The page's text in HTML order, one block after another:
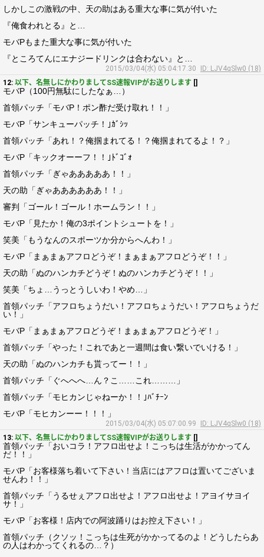
しかしこの激戦の中、天の助はある重大な事に気が付いた
『俺食われとる』と…
モバPもまた重大な事に気が付いた
『ところてんにエナジードリンクは合わない』と…
2015/03/04(水) 05:04:17.30
ID: LJV4qSlw0 (18)
12: 以下、名無しにかわりましてSS速報VIPがお送りします []
モバP（100円無駄にしたなぁ…）
首領パッチ「モバP！ポン酢だ受け取れ！！」
モバP「サンキューパッチ！｣ｶﾞｼｯ
首領パッチ「あれ！？俺掴まれてる！？俺掴まれてるよ！？」
モバP「キックオーーフ！！｣ﾄﾞｺﾞｫ
首領パッチ「ぎゃあああああ！！」
天の助「ぎゃああああああ！！」
審判「ゴール！ゴール！ホームラン！！」
モバP「見たか！俺の3ポイントシュートを！」
笑美「もうなんのスポーツか分からへんわ！」
モバP「まぁまぁアフロどうぞ！まぁまぁアフロどうぞ！！」
天の助「ぬのハンカチどうぞ！ぬのハンカチどうぞ！！」
笑美「ちょ…うっとうしいわ！やめ…」
首領パッチ「アフロちょうだい！アフロちょうだい！アフロちょうだ
い！」
モバP「まぁまぁアフロどうぞ！まぁまぁアフロどうぞ！」
首領パッチ「やった！これであと一週間は食い繋いでいける！」
天の助「ぬのハンカチも貰ってー！！」
首領パッチ「ぐへへへ…ん？こ……これ………」
首領パッチ「モヒカンじゃねーか！！｣ﾊﾞﾁｰﾝ
モバP「モヒカンーー！！！」
2015/03/04(水) 05:07:00.99
ID: LJV4qSlw0 (18)
13: 以下、名無しにかわりましてSS速報VIPがお送りします []
首領パッチ「おいコラ！アフロ出せよ！こっちは生活がかかってん
だ！！」
モバP「お客様落ち着いて下さい！当店にはアフロは置いてございま
せんわ！！」
首領パッチ「うるせぇアフロ出せよ！アフロ出せよ！アヨイサヨイ
サ！」
モバP「お客様！店内での阿波踊りはお控え下さい！」
首領パッチ（クソッ！こっちは生死がかかってるのよ！どうしたらあ
の人はわかってくれるの…？）